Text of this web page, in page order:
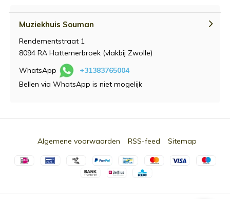
Muziekhuis Souman
Rendementstraat 1
8094 RA Hattemerbroek (vlakbij Zwolle)
WhatsApp
+31383765004
Bellen via WhatsApp is niet mogelijk
Algemene voorwaarden RSS-feed Sitemap